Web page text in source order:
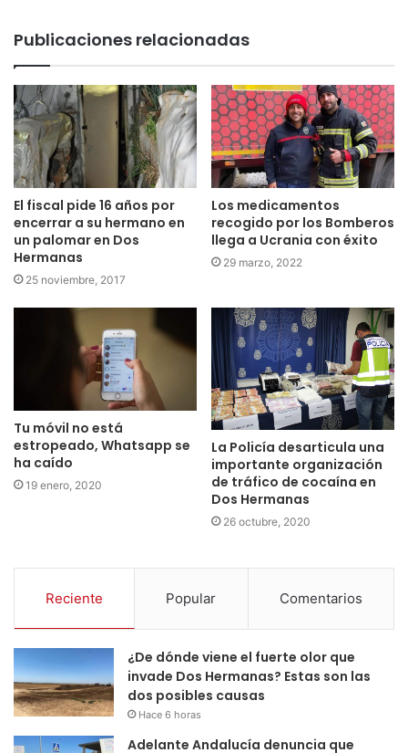
Publicaciones relacionadas
El fiscal pide 16 años por
encerrar a su hermano en
un palomar en Dos
Hermanas
25 noviembre, 2017
Los medicamentos
recogido por los Bomberos
llega a Ucrania con éxito
29 marzo, 2022
Tu móvil no está
estropeado, Whatsapp se
ha caído
19 enero, 2020
La Policía desarticula una
importante organización
de tráfico de cocaína en
Dos Hermanas
26 octubre, 2020
Reciente Popular Comentarios
¿De dónde viene el fuerte olor que
invade Dos Hermanas? Estas son las
dos posibles causas
Hace 6 horas
Adelante Andalucía denuncia que